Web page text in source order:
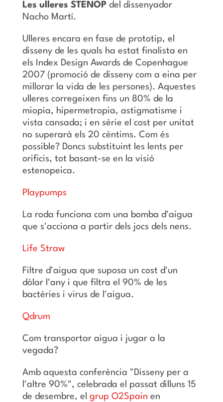
Les ulleres STENOP del dissenyador
Nacho Martí.
Ulleres encara en fase de prototip, el
disseny de les quals ha estat finalista en
els Index Design Awards de Copenhague
2007 (promoció de disseny com a eina per
millorar la vida de les persones). Aquestes
ulleres corregeixen fins un 80% de la
miopia, hipermetropia, astigmatisme i
vista cansada; i en sèrie el cost per unitat
no superarà els 20 cèntims. Com és
possible? Doncs substituint les lents per
orificis, tot basant-se en la visió
estenopeica.
Playpumps
La roda funciona com una bomba d'aigua
que s'acciona a partir dels jocs dels nens.
Life Straw
Filtre d'aigua que suposa un cost d'un
dòlar l'any i que filtra el 90% de les
bactèries i virus de l'aigua.
Qdrum
Com transportar aigua i jugar a la
vegada?
Amb aquesta conferència "Disseny per a
l'altre 90%", celebrada el passat dilluns 15
de desembre, el grup O2Spain en